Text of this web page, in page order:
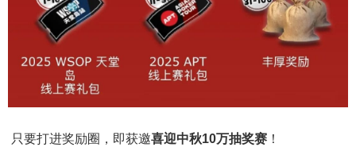
只要打进奖励圈，即获邀喜迎中秋10万抽奖赛 ！